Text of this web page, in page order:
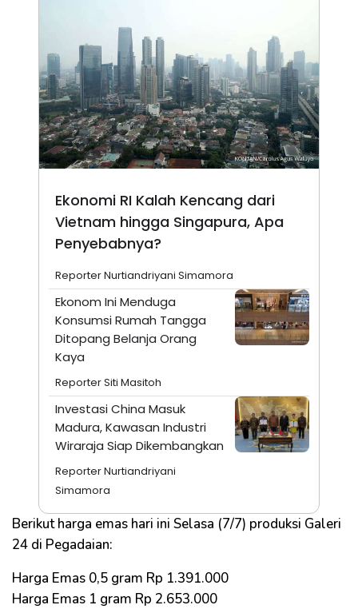
Ekonomi RI Kalah Kencang dari
Vietnam hingga Singapura, Apa
Penyebabnya?
Reporter Nurtiandriyani Simamora
Ekonom Ini Menduga
Konsumsi Rumah Tangga
Ditopang Belanja Orang
Kaya
Reporter Siti Masitoh
Investasi China Masuk
Madura, Kawasan Industri
Wiraraja Siap Dikembangkan
Reporter Nurtiandriyani
Simamora
Berikut harga emas hari ini Selasa (7/7) produksi Galeri
24 di Pegadaian:
Harga Emas 0,5 gram Rp 1.391.000
Harga Emas 1 gram Rp 2.653.000